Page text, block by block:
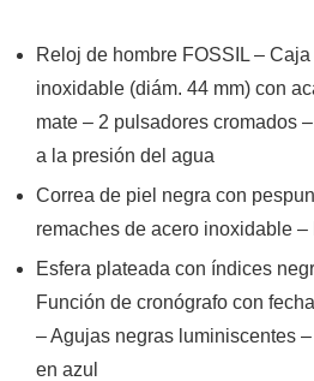
Reloj de hombre FOSSIL –
inoxidable (diám. 44 mm) con
mate – 2 pulsadores cromados
a la presión del agua
Correa de piel negra con
remaches de acero inoxidable –
Esfera plateada con índices
Función de cronógrafo con
– Agujas negras luminiscentes
en azul